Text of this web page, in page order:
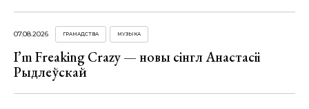
07.08.2026 ГРАМАДСТВА МУЗЫКА
I’m Freaking Crazy — новы сінгл Анастасіі
Рыдлеўскай